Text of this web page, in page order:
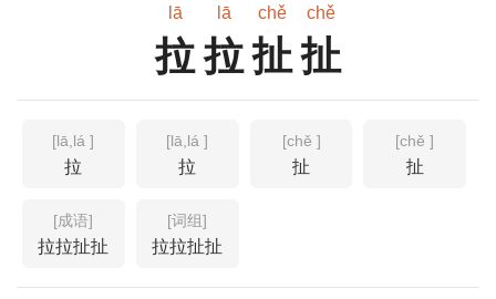
lā lā chě chě
拉拉扯扯
[lā,lá ]
拉
[lā,lá ]
拉
[chě ]
扯
[chě ]
扯
[成语]
拉拉扯扯
[词组]
拉拉扯扯